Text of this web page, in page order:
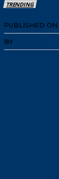
TRENDING
PUBLISHED ON
BY